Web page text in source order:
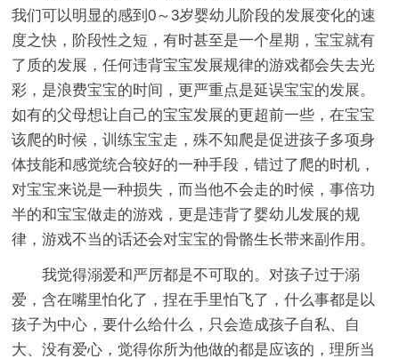
我们可以明显的感到0～3岁婴幼儿阶段的发展变化的速
度之快，阶段性之短，有时甚至是一个星期，宝宝就有
了质的发展，任何违背宝宝发展规律的游戏都会失去光
彩，是浪费宝宝的时间，更严重点是延误宝宝的发展。
如有的父母想让自己的宝宝发展的更超前一些，在宝宝
该爬的时候，训练宝宝走，殊不知爬是促进孩子多项身
体技能和感觉统合较好的一种手段，错过了爬的时机，
对宝宝来说是一种损失，而当他不会走的时候，事倍功
半的和宝宝做走的游戏，更是违背了婴幼儿发展的规
律，游戏不当的话还会对宝宝的骨骼生长带来副作用。
我觉得溺爱和严厉都是不可取的。对孩子过于溺
爱，含在嘴里怕化了，捏在手里怕飞了，什么事都是以
孩子为中心，要什么给什么，只会造成孩子自私、自
大、没有爱心，觉得你所为他做的都是应该的，理所当